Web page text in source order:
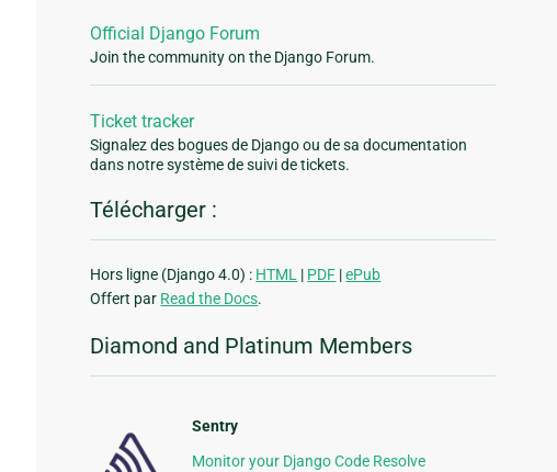
Official Django Forum
Join the community on the Django Forum.
Ticket tracker
Signalez des bogues de Django ou de sa documentation
dans notre système de suivi de tickets.
Télécharger :
Hors ligne (Django 4.0) : HTML | PDF |ePub
Offert par Read the Docs.
Diamond and Platinum Members
Sentry
Monitor your Django Code Resolve